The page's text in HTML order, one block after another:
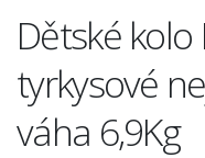
Dětské kolo
tyrkysové
váha 6,9Kg